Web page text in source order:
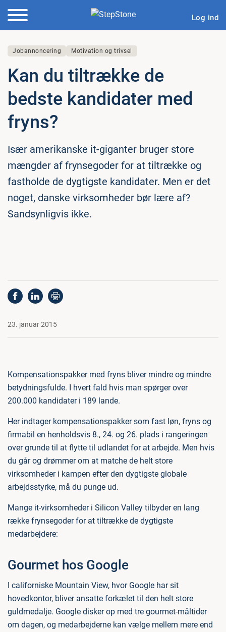
Log ind
Jobannoncering Motivation og trivsel
Kan du tiltrække de
bedste kan­di­da­ter med
fryns?
Især amerikanske it-giganter bruger store
mængder af frynsegoder for at tiltrække og
fastholde de dygtigste kandidater. Men er det
noget, danske virksomheder bør lære af?
Sandsynligvis ikke.
23. januar 2015
Kompensationspakker med fryns bliver mindre og mindre
betydningsfulde. I hvert fald hvis man spørger over
200.000 kandidater i 189 lande.
Her indtager kompensationspakker som fast løn, fryns og
firmabil en henholdsvis 8., 24. og 26. plads i rangeringen
over grunde til at flytte til udlandet for at arbejde. Men hvis
du går og drømmer om at matche de helt store
virksomheder i kampen efter den dygtigste globale
arbejdsstyrke, må du punge ud.
Mange it-virksomheder i Silicon Valley tilbyder en lang
række frynsegoder for at tiltrække de dygtigste
medarbejdere:
Gourmet hos Google
I californiske Mountain View, hvor Google har sit
hovedkontor, bliver ansatte forkælet til den helt store
guldmedalje. Google disker op med tre gourmet-måltider
om dagen, og medarbejderne kan vælge mellem mere end